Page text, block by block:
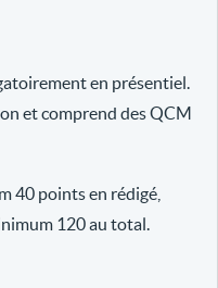
en présentiel.
et comprend des QCM
40 points en rédigé,
120 au total.